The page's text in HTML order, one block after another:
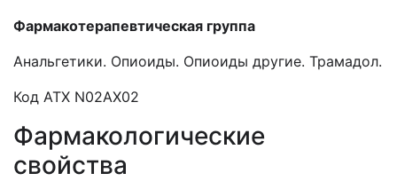
Фармакотерапевтическая группа
Анальгетики. Опиоиды. Опиоиды другие. Трамадол.
Код АТХ N02AX02
Фармакологические
свойства